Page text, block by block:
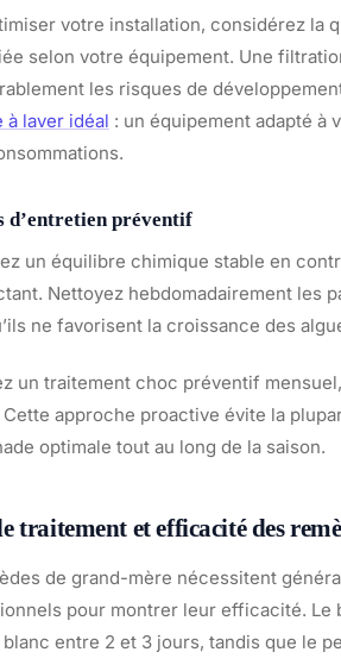
votre installation, considérez la
selon votre équipement. Une
les risques de
à laver idéal : un équipement adapté à
d’entretien préventif
un équilibre chimique stable en
Nettoyez hebdomadairement les
ne favorisent la croissance des
un traitement choc préventif
approche proactive évite la
optimale tout au long de la saison.
traitement et efficacité des
de grand-mère nécessitent
pour montrer leur efficacité. Le
entre 2 et 3 jours, tandis que le